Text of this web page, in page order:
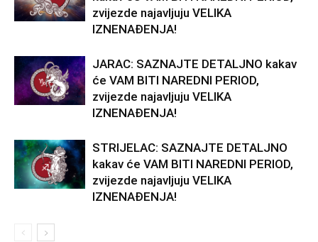
zvijezde najavljuju VELIKA
IZNENAĐENJA!
JARAC: SAZNAJTE DETALJNO kakav
će VAM BITI NAREDNI PERIOD,
zvijezde najavljuju VELIKA
IZNENAĐENJA!
STRIJELAC: SAZNAJTE DETALJNO
kakav će VAM BITI NAREDNI PERIOD,
zvijezde najavljuju VELIKA
IZNENAĐENJA!